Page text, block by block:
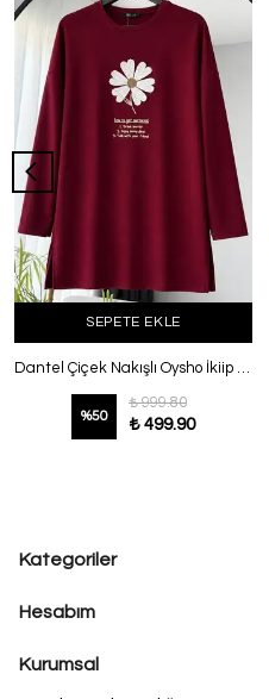
SEPETE EKLE
Dantel Çiçek Nakışlı Oysho İkiip Tunik Bordo
%50
₺ 999.80
₺ 499.90
Kategoriler
Hesabım
Kurumsal